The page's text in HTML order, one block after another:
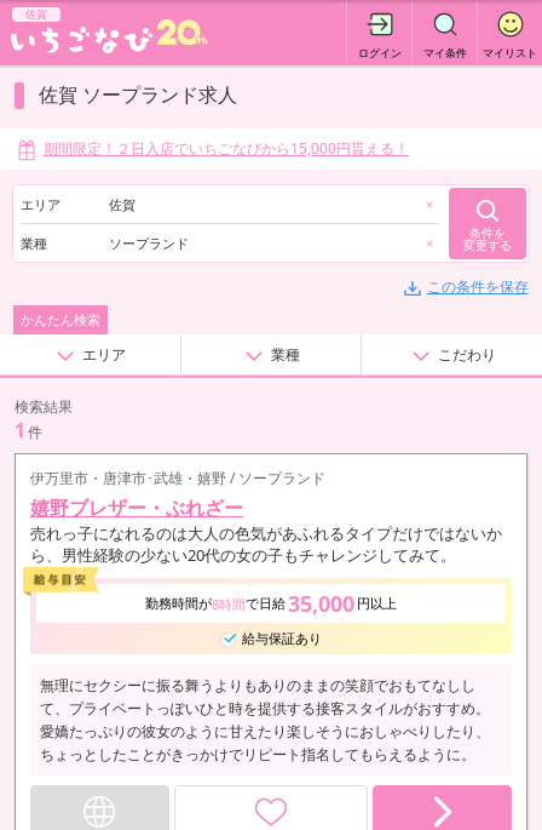
佐賀
ログイン マイ条件 マイリスト
佐賀 ソープランド求人
期間限定！２日入店でいちごなびから15,000円貰える！
エリア 佐賀 ×
業種 ソープランド ×
条件を
変更する
この条件を保存
かんたん検索
エリア 業種 こだわり
検索結果
1 件
伊万里市・唐津市･武雄・嬉野 / ソープランド
嬉野ブレザー・ぶれざー
売れっ子になれるのは大人の色気があふれるタイプだけではないか
ら、男性経験の少ない20代の女の子もチャレンジしてみて。
勤務時間が8時間で日給35,000 円以上
給与保証あり
無理にセクシーに振る舞うよりもありのままの笑顔でおもてなしし
て、プライベートっぽいひと時を提供する接客スタイルがおすすめ。
愛嬌たっぷりの彼女のように甘えたり楽しそうにおしゃべりしたり、
ちょっとしたことがきっかけでリピート指名してもらえるように。